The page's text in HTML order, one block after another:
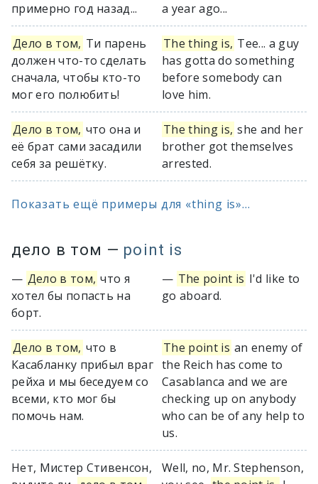
примерно год назад...
a year ago...
Дело в том, Ти парень
должен что-то сделать
сначала, чтобы кто-то
мог его полюбить!
The thing is, Tee... a guy
has gotta do something
before somebody can
love him.
Дело в том, что она и
её брат сами засадили
себя за решётку.
The thing is, she and her
brother got themselves
arrested.
Показать ещё примеры для «thing is»...
дело в том — point is
— Дело в том, что я
хотел бы попасть на
борт.
— The point is I'd like to
go aboard.
Дело в том, что в
Касабланку прибыл враг
рейха и мы беседуем со
всеми, кто мог бы
помочь нам.
The point is an enemy of
the Reich has come to
Casablanca and we are
checking up on anybody
who can be of any help to
us.
Нет, Мистер Стивенсон,
Well, no, Mr. Stephenson,